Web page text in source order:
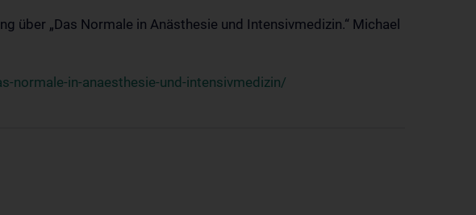
über „Das Normale in Anästhesie und Intensivmedizin.“ Michael
in-anaesthesie-und-intensivmedizin/